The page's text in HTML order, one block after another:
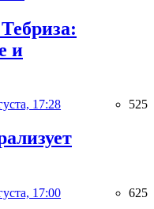
и
17:28 525
17:00 625